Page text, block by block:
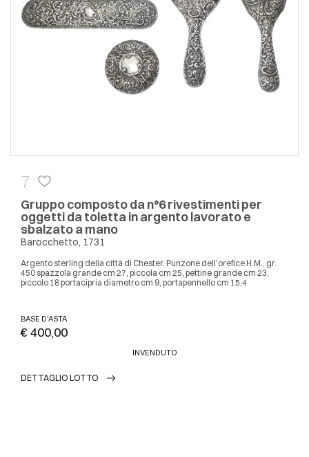
7
Gruppo composto da n°6 rivestimenti per
oggetti da toletta in argento lavorato e
sbalzato a mano
Barocchetto, 1731
Argento sterling della città di Chester. Punzone dell'orefice H.M., gr.
450 spazzola grande cm 27, piccola cm 25, pettine grande cm 23,
piccolo 18 portacipria diametro cm 9, portapennello cm 15,4
BASE D'ASTA
€ 400,00
INVENDUTO
DETTAGLIO LOTTO